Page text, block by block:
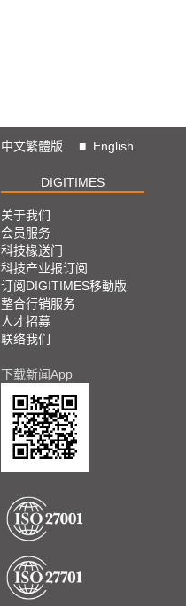
中文繁體版 ■ English
DIGITIMES
关于我们
会员服务
科技椽送门
科技产业报订阅
订阅DIGITIMES移動版
整合行销服务
人才招募
联络我们
下载新闻App